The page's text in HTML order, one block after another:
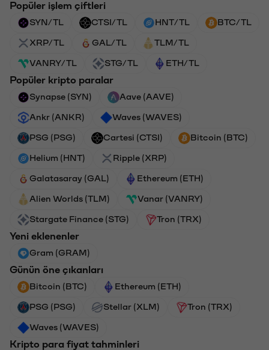
Popüler işlem çiftleri
SYN/TL CTSI/TL HNT/TL BTC/TL
XRP/TL GAL/TL TLM/TL
VANRY/TL STG/TL ETH/TL
Popüler kripto paralar
Synapse (SYN) Aave (AAVE)
Ankr (ANKR) Waves (WAVES)
PSG (PSG) Cartesi (CTSI) Bitcoin (BTC)
Helium (HNT) Ripple (XRP)
Galatasaray (GAL) Ethereum (ETH)
Alien Worlds (TLM) Vanar (VANRY)
Stargate Finance (STG) Tron (TRX)
Yeni eklenenler
Gram (GRAM)
Günün öne çıkanları
Bitcoin (BTC) Ethereum (ETH)
PSG (PSG) Stellar (XLM) Tron (TRX)
Waves (WAVES)
Kripto para fiyat tahminleri